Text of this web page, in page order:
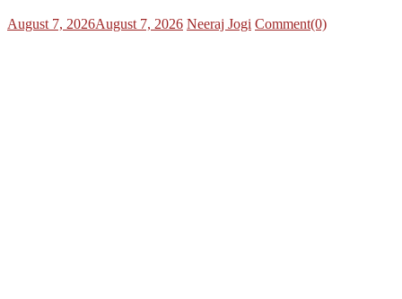
Posted
August 7, 2026August 7, 2026 Author
Neeraj Jogi Comment(0)